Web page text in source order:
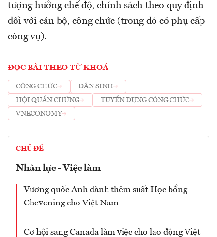
tượng hưởng chế độ, chính sách theo quy định
đối với cán bộ, công chức (trong đó có phụ cấp
công vụ).
ĐỌC BÀI THEO TỪ KHOÁ
CÔNG CHỨC
DÂN SINH
HỘI QUẦN CHÚNG
TUYỂN DỤNG CÔNG CHỨC
VNECONOMY
CHỦ ĐỀ
Nhân lực - Việc làm
Vương quốc Anh dành thêm suất Học bổng
Chevening cho Việt Nam
Cơ hội sang Canada làm việc cho lao động Việt